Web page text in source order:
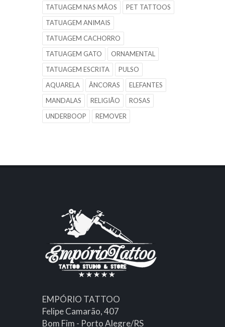
TATUAGEM NAS MÃOS
PET TATTOOS
TATUAGEM ANIMAIS
TATUAGEM CACHORRO
TATUAGEM GATO
ORNAMENTAL
TATUAGEM ESCRITA
PULSO
AQUARELA
ÂNCORAS
ELEFANTES
MANDALAS
RELIGIÃO
ROSAS
UNDERBOOP
REMOVER
EMPÓRIO TATTOO
Felipe Camarão, 407
Bom Fim - Porto Alegre/RS